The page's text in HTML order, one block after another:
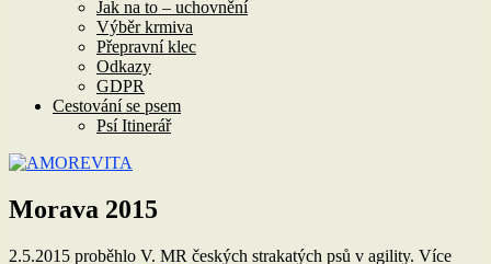
Jak na to – uchovnění
Výběr krmiva
Přepravní klec
Odkazy
GDPR
Cestování se psem
Psí Itinerář
Morava 2015
2.5.2015 proběhlo V. MR českých strakatých psů v agility. Více